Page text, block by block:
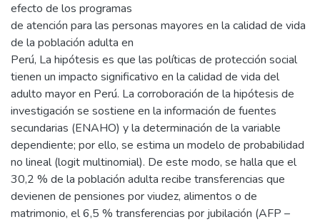
efecto de los programas
de atención para las personas mayores en la calidad de vida
de la población adulta en
Perú, La hipótesis es que las políticas de protección social
tienen un impacto significativo en la calidad de vida del
adulto mayor en Perú. La corroboración de la hipótesis de
investigación se sostiene en la información de fuentes
secundarias (ENAHO) y la determinación de la variable
dependiente; por ello, se estima un modelo de probabilidad
no lineal (logit multinomial). De este modo, se halla que el
30,2 % de la población adulta recibe transferencias que
devienen de pensiones por viudez, alimentos o de
matrimonio, el 6,5 % transferencias por jubilación (AFP –